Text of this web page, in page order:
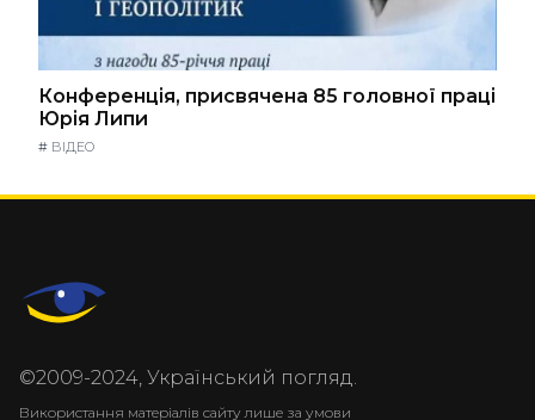
Конференція, присвячена 85 головної праці
Юрія Липи
# ВІДЕО
©2009-2024, Український погляд.
Використання матеріалів сайту лише за умови